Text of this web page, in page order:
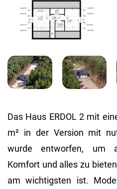
Das Haus ERDOL 2 mit
m² in der Version mit
wurde entworfen, um
Komfort und alles zu
am wichtigsten ist.